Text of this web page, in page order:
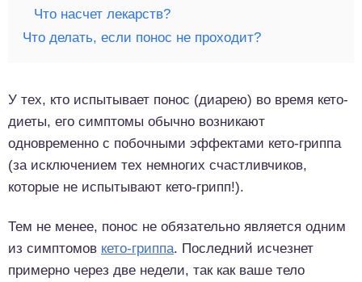
Что насчет лекарств?
Что делать, если понос не проходит?
У тех, кто испытывает понос (диарею) во время кето-
диеты, его симптомы обычно возникают
одновременно с побочными эффектами кето-гриппа
(за исключением тех немногих счастливчиков,
которые не испытывают кето-грипп!).
Тем не менее, понос не обязательно является одним
из симптомов кето-гриппа. Последний исчезнет
примерно через две недели, так как ваше тело